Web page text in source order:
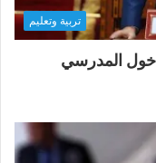
تربية وتعليم
المدرسي